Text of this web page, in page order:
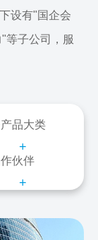
设有"国企会
等子公司，服
品大类
+
伙伴
+